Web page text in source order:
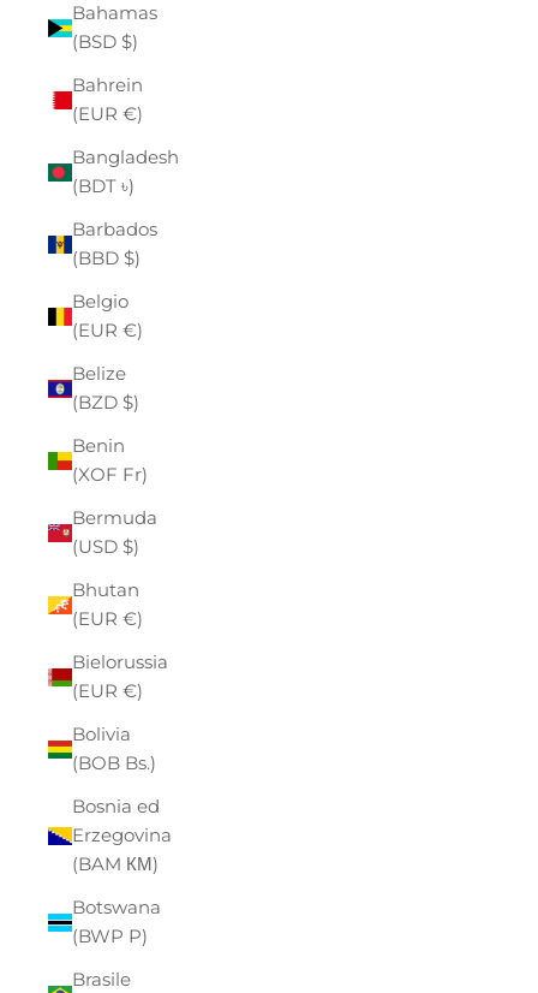
Bahamas
(BSD $)
Bahrein
(EUR €)
Bangladesh
(BDT ৳)
Barbados
(BBD $)
Belgio
(EUR €)
Belize
(BZD $)
Benin
(XOF Fr)
Bermuda
(USD $)
Bhutan
(EUR €)
Bielorussia
(EUR €)
Bolivia
(BOB Bs.)
Bosnia ed
Erzegovina
(BAM КМ)
Botswana
(BWP P)
Brasile